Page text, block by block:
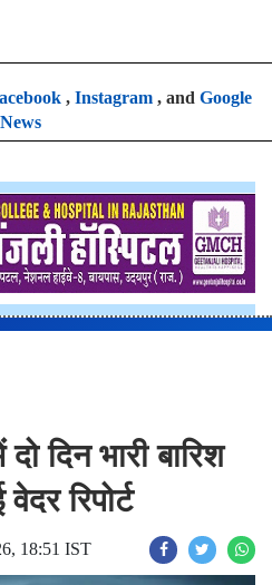
, Instagram, and Google
News
दिन भारी बारिश
रिपोर्ट
18:51 IST